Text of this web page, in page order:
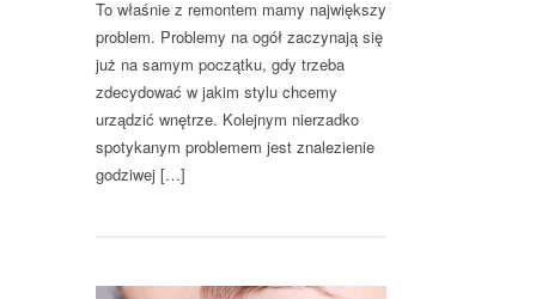
To właśnie z remontem mamy największy
problem. Problemy na ogół zaczynają się
już na samym początku, gdy trzeba
zdecydować w jakim stylu chcemy
urządzić wnętrze. Kolejnym nierzadko
spotykanym problemem jest znalezienie
godziwej […]